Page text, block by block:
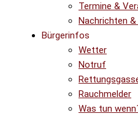
Termine &
Nachrichten
Bürgerinfos
Wetter
Notruf
Rauchmelder
Was tun